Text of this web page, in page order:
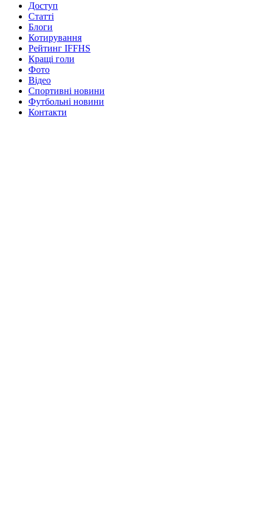
Доступ
Статті
Блоги
Котирування
Рейтинг IFFHS
Кращі голи
Фото
Відео
Спортивні новини
Футбольні новини
Контакти